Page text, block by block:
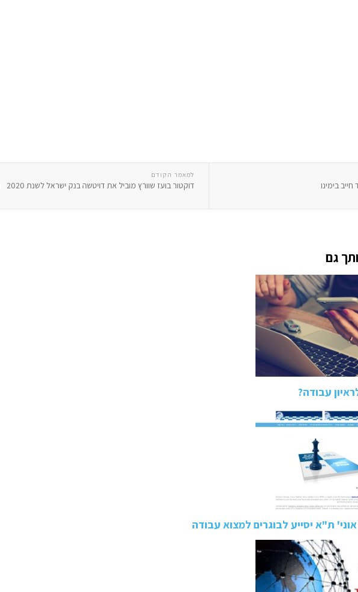
למאמר הקודם
דוקטור בועז שוורץ מוביל את דויטשה בנק ישראל לשנת 2020 בימינו
גם
עבודה?
ת"א יסייע לבוגרים למצוא עבודה